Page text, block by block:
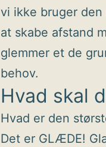
vi ikke bruger
at skabe afstand
glemmer et de
behov.
Hvad skal
Hvad er den
Det er GLÆDE!